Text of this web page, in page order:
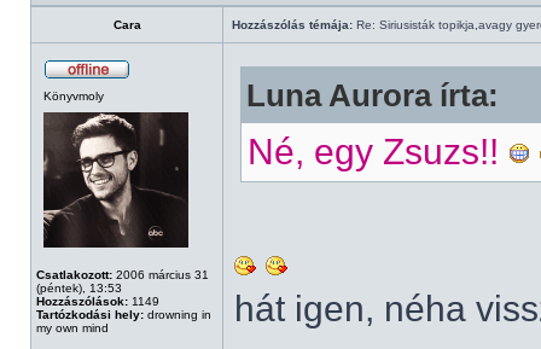
Cara Hozzászólás témája: Re: Siriusisták topikja,avagy
Könyvmoly
Csatlakozott: 2006 március 31
(péntek), 13:53
Hozzászólások: 1149
Tartózkodási hely: drowning in
my own mind
Luna Aurora írta:
Né, egy Zsuzs!!
hát igen, néha